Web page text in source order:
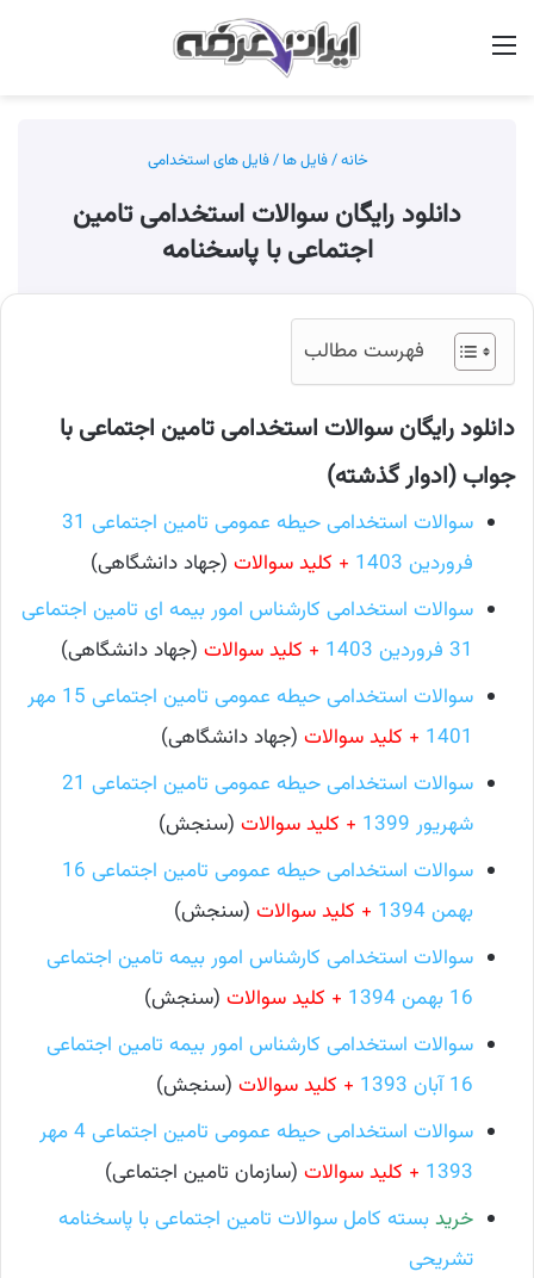
خانه/فایل ها /فایل های استخدامی
دانلود رایگان سوالات استخدامی تامین
اجتماعی با پاسخنامه
فهرست مطالب
دانلود رایگان سوالات استخدامی تامین اجتماعی با
جواب (ادوار گذشته)
سوالات استخدامی حیطه عمومی تامین اجتماعی 31
فروردین 1403
+ کلید سوالات (جهاد دانشگاهی)
سوالات استخدامی کارشناس امور بیمه ای تامین اجتماعی
31 فروردین 1403
+ کلید سوالات (جهاد دانشگاهی)
سوالات استخدامی حیطه عمومی تامین اجتماعی 15 مهر
1401 + کلید سوالات (جهاد دانشگاهی)
سوالات استخدامی حیطه عمومی تامین اجتماعی 21
شهریور 1399
+ کلید سوالات (سنجش)
سوالات استخدامی حیطه عمومی تامین اجتماعی 16
بهمن 1394
+ کلید سوالات (سنجش)
سوالات استخدامی کارشناس امور بیمه تامین اجتماعی
16 بهمن 1394
+ کلید سوالات (سنجش)
سوالات استخدامی کارشناس امور بیمه تامین اجتماعی
16 آبان 1393
+ کلید سوالات (سنجش)
سوالات استخدامی حیطه عمومی تامین اجتماعی 4 مهر
1393 + کلید سوالات (سازمان تامین اجتماعی)
خریدبسته کامل سوالات تامین اجتماعی با پاسخنامه
تشریحی